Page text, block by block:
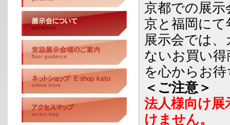
京都での展
京と福岡に
展示会では
ないお買い
を心からお
＜ご注意＞
法人様向け
けません。